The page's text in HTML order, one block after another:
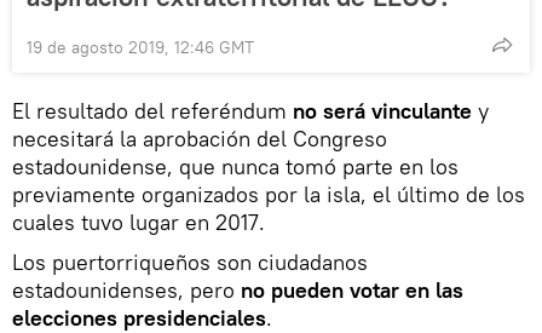
19 de agosto 2019, 12:46 GMT
El resultado del referéndum no será vinculante y
necesitará la aprobación del Congreso
estadounidense, que nunca tomó parte en los
previamente organizados por la isla, el último de los
cuales tuvo lugar en 2017.
Los puertorriqueños son ciudadanos
estadounidenses, pero no pueden votar en las
elecciones presidenciales.